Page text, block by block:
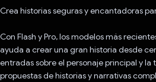
Crea historias seguras y encantadoras
Con Flash y Pro, los modelos más
ayuda a crear una gran historia desde
entradas sobre el personaje principal y
propuestas de historias y narrativas